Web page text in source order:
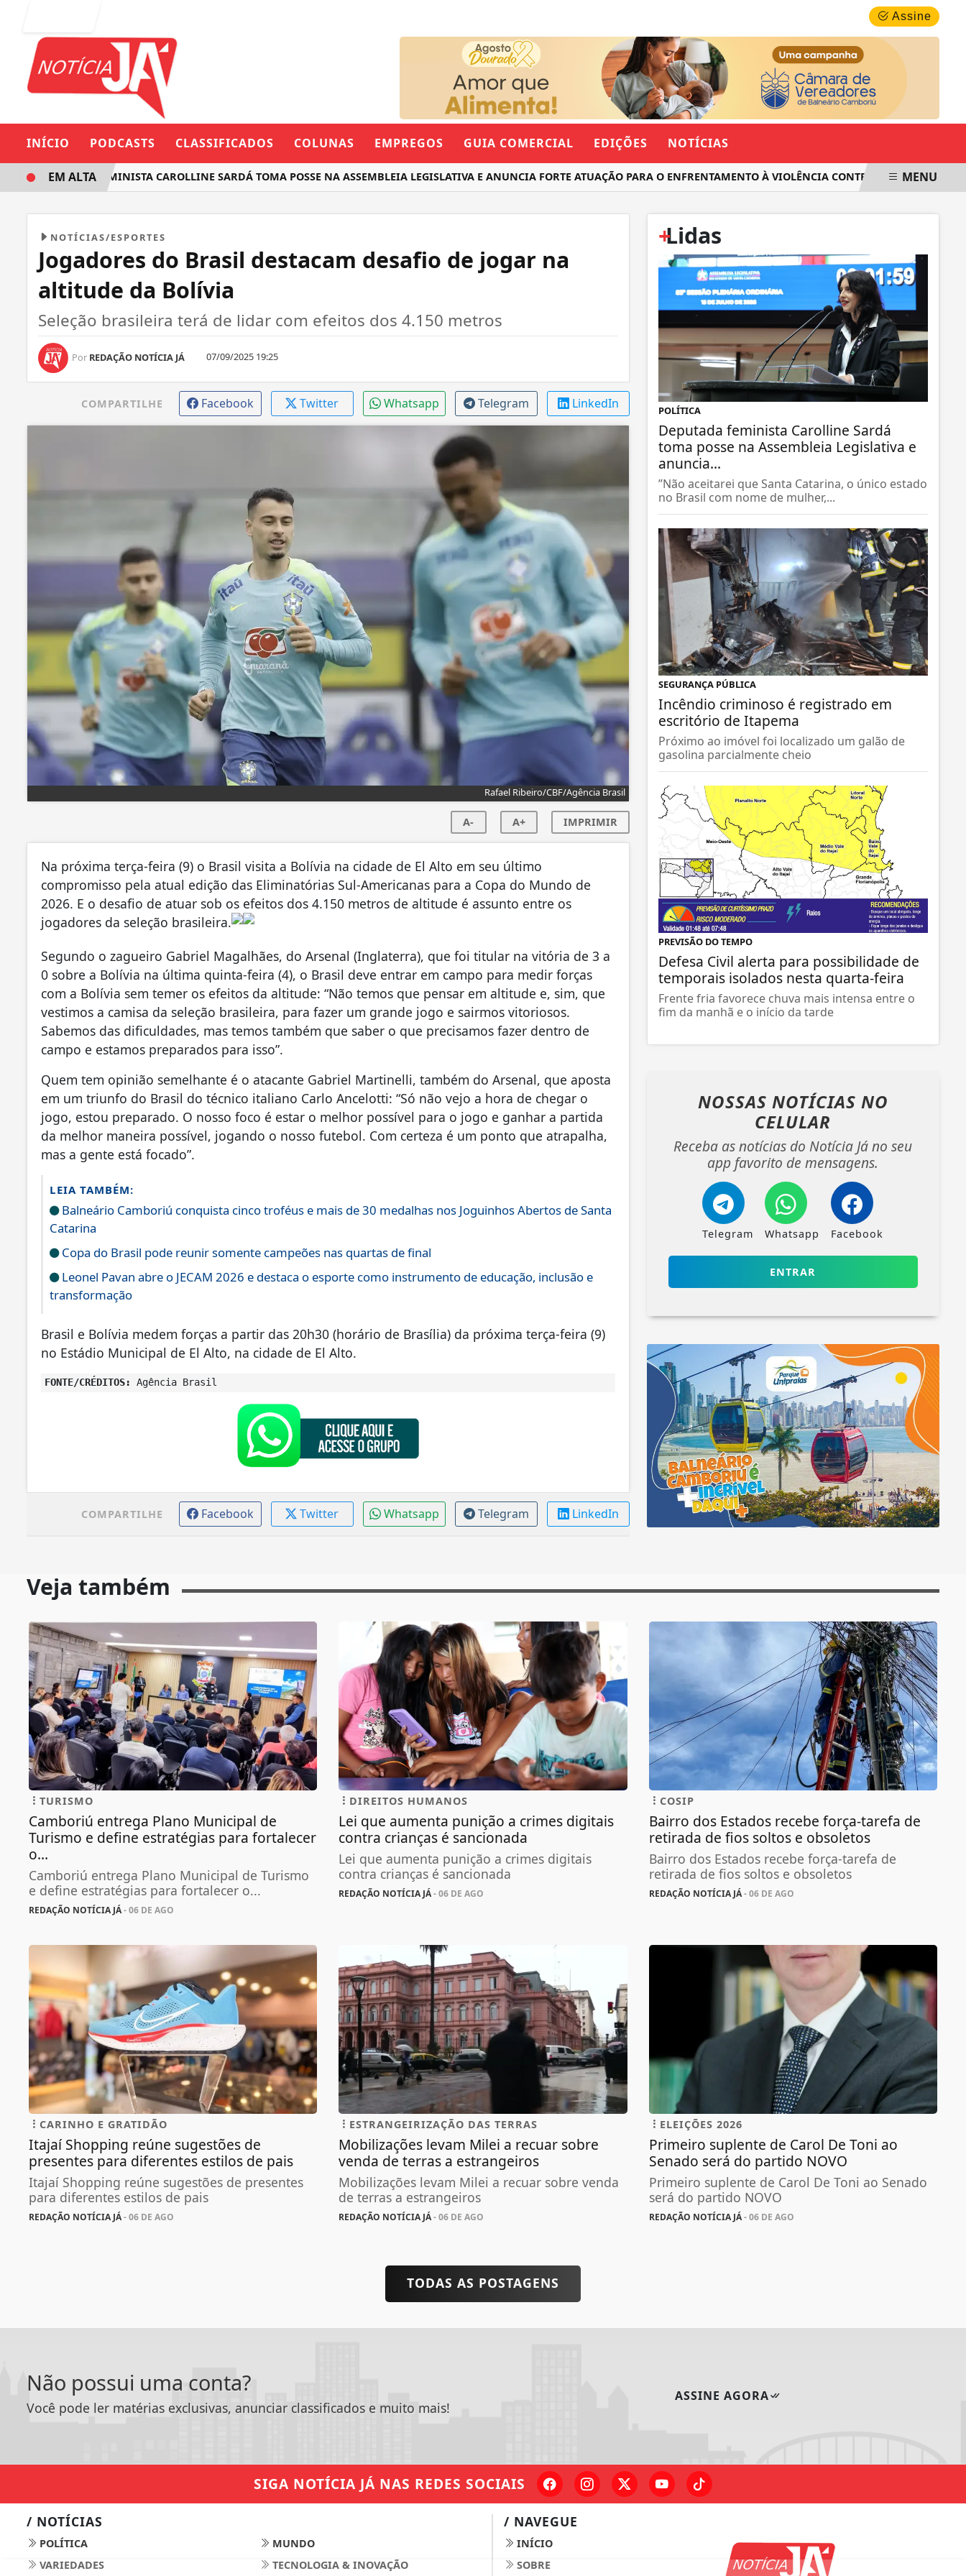
Assine
INÍCIO PODCASTS CLASSIFICADOS COLUNAS EMPREGOS GUIA COMERCIAL EDIÇÕES NOTÍCIAS
DEPUTADA FEMINISTA CAROLLINE SARDÁ TOMA POSSE NA ASSEMBLEIA LEGISLATIVA E ANUNCIA FORTE ATUAÇÃO PARA O ENFRENTAMENTO À VIOLÊNCIA CONTRA AS MULHERES EM
EM ALTA MENU
NOTÍCIAS/ESPORTES
Jogadores do Brasil destacam desafio de jogar na
altitude da Bolívia
Seleção brasileira terá de lidar com efeitos dos 4.150 metros
Por REDAÇÃO NOTÍCIA JÁ 07/09/2025 19:25
COMPARTILHE Facebook Twitter Whatsapp Telegram LinkedIn
Rafael Ribeiro/CBF/Agência Brasil
A- A+ IMPRIMIR
Na próxima terça-feira (9) o Brasil visita a Bolívia na cidade de El Alto em seu último
compromisso pela atual edição das Eliminatórias Sul-Americanas para a Copa do Mundo de
2026. E o desafio de atuar sob os efeitos dos 4.150 metros de altitude é assunto entre os
jogadores da seleção brasileira.
Segundo o zagueiro Gabriel Magalhães, do Arsenal (Inglaterra), que foi titular na vitória de 3 a
0 sobre a Bolívia na última quinta-feira (4), o Brasil deve entrar em campo para medir forças
com a Bolívia sem temer os efeitos da altitude: “Não temos que pensar em altitude e, sim, que
vestimos a camisa da seleção brasileira, para fazer um grande jogo e sairmos vitoriosos.
Sabemos das dificuldades, mas temos também que saber o que precisamos fazer dentro de
campo e estamos preparados para isso”.
Quem tem opinião semelhante é o atacante Gabriel Martinelli, também do Arsenal, que aposta
em um triunfo do Brasil do técnico italiano Carlo Ancelotti: “Só não vejo a hora de chegar o
jogo, estou preparado. O nosso foco é estar o melhor possível para o jogo e ganhar a partida
da melhor maneira possível, jogando o nosso futebol. Com certeza é um ponto que atrapalha,
mas a gente está focado”.
LEIA TAMBÉM:
Balneário Camboriú conquista cinco troféus e mais de 30 medalhas nos Joguinhos Abertos de Santa
Catarina
Copa do Brasil pode reunir somente campeões nas quartas de final
Leonel Pavan abre o JECAM 2026 e destaca o esporte como instrumento de educação, inclusão e
transformação
Brasil e Bolívia medem forças a partir das 20h30 (horário de Brasília) da próxima terça-feira (9)
no Estádio Municipal de El Alto, na cidade de El Alto.
FONTE/CRÉDITOS: Agência Brasil
COMPARTILHE Facebook Twitter Whatsapp Telegram LinkedIn
+
Lidas
POLÍTICA
Deputada feminista Carolline Sardá
toma posse na Assembleia Legislativa e
anuncia...
”Não aceitarei que Santa Catarina, o único estado
no Brasil com nome de mulher,...
SEGURANÇA PÚBLICA
Incêndio criminoso é registrado em
escritório de Itapema
Próximo ao imóvel foi localizado um galão de
gasolina parcialmente cheio
PREVISÃO DO TEMPO
Defesa Civil alerta para possibilidade de
temporais isolados nesta quarta-feira
Frente fria favorece chuva mais intensa entre o
fim da manhã e o início da tarde
NOSSAS NOTÍCIAS NO
CELULAR
Receba as notícias do Notícia Já no seu
app favorito de mensagens.
Telegram Whatsapp Facebook
ENTRAR
Veja também
TURISMO
Camboriú entrega Plano Municipal de
Turismo e define estratégias para fortalecer
o...
Camboriú entrega Plano Municipal de Turismo
e define estratégias para fortalecer o...
REDAÇÃO NOTÍCIA JÁ- 06 DE AGO
DIREITOS HUMANOS
Lei que aumenta punição a crimes digitais
contra crianças é sancionada
Lei que aumenta punição a crimes digitais
contra crianças é sancionada
REDAÇÃO NOTÍCIA JÁ- 06 DE AGO
COSIP
Bairro dos Estados recebe força-tarefa de
retirada de fios soltos e obsoletos
Bairro dos Estados recebe força-tarefa de
retirada de fios soltos e obsoletos
REDAÇÃO NOTÍCIA JÁ- 06 DE AGO
CARINHO E GRATIDÃO
Itajaí Shopping reúne sugestões de
presentes para diferentes estilos de pais
Itajaí Shopping reúne sugestões de presentes
para diferentes estilos de pais
REDAÇÃO NOTÍCIA JÁ- 06 DE AGO
ESTRANGEIRIZAÇÃO DAS TERRAS
Mobilizações levam Milei a recuar sobre
venda de terras a estrangeiros
Mobilizações levam Milei a recuar sobre venda
de terras a estrangeiros
REDAÇÃO NOTÍCIA JÁ- 06 DE AGO
ELEIÇÕES 2026
Primeiro suplente de Carol De Toni ao
Senado será do partido NOVO
Primeiro suplente de Carol De Toni ao Senado
será do partido NOVO
REDAÇÃO NOTÍCIA JÁ- 06 DE AGO
TODAS AS POSTAGENS
Não possui uma conta?
Você pode ler matérias exclusivas, anunciar classificados e muito mais!
ASSINE AGORA
SIGA NOTÍCIA JÁ NAS REDES SOCIAIS
/ NOTÍCIAS
POLÍTICA
MUNDO
VARIEDADES
TECNOLOGIA & INOVAÇÃO
/ NAVEGUE
INÍCIO
SOBRE